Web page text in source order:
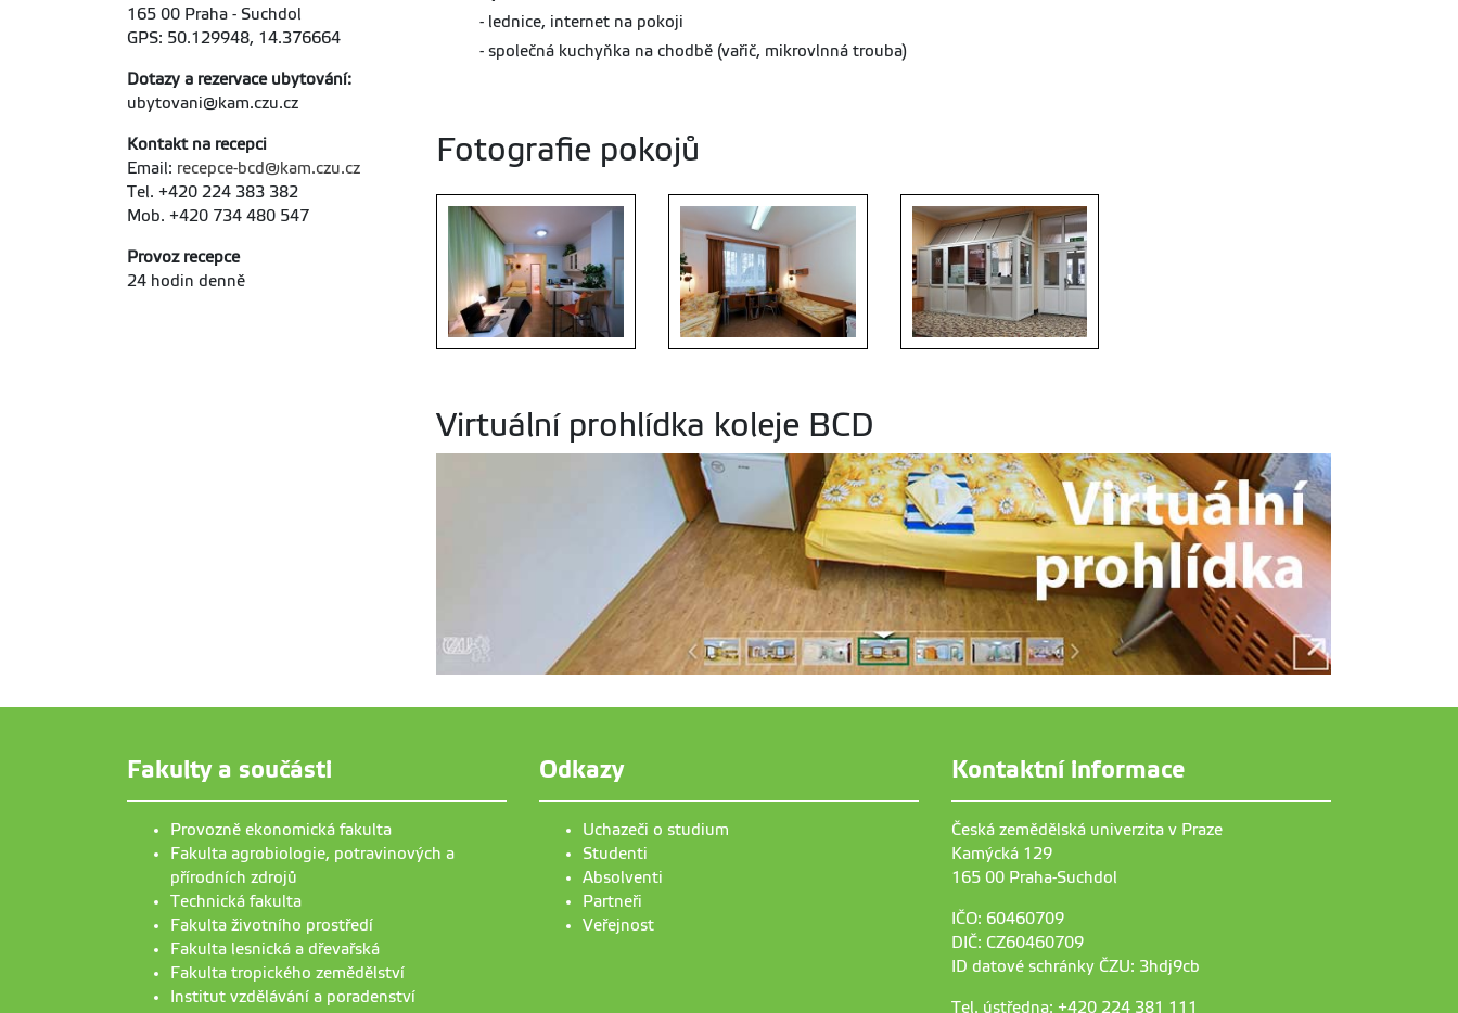
165 00 Praha - Suchdol
GPS: 50.129948, 14.376664
Dotazy a rezervace ubytování:
ubytovani@kam.czu.cz
Kontakt na recepci
Email: recepce-bcd@kam.czu.cz
Tel. +420 224 383 382
Mob. +420 734 480 547
Provoz recepce
24 hodin denně
- lednice, internet na pokoji
- společná kuchyňka na chodbě (vařič, mikrovlnná trouba)
Fotografie pokojů
Kolej BCD - jednolůžkový pokoj
Kolej BCD - dvoulůžkový pokoj
Virtuální prohlídka koleje BCD
Fakulty a součásti
Provozně ekonomická fakulta
Fakulta agrobiologie, potravinových a
přírodních zdrojů
Technická fakulta
Fakulta životního prostředí
Fakulta lesnická a dřevařská
Fakulta tropického zemědělství
Institut vzdělávání a poradenství
Odkazy
Uchazeči o studium
Studenti
Absolventi
Partneři
Veřejnost
Kontaktní informace
Česká zemědělská univerzita v Praze
Kamýcká 129
165 00 Praha-Suchdol
IČO: 60460709
DIČ: CZ60460709
ID datové schránky ČZU: 3hdj9cb
Tel. ústředna: +420 224 381 111